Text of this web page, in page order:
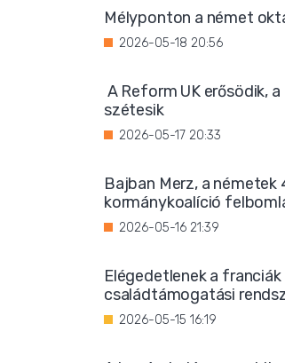
Mélyponton a német
2026-05-18 20:56
A Reform UK erősödik,
szétesik
2026-05-17 20:33
Bajban Merz, a németek
kormánykoalíció
2026-05-16 21:39
Elégedetlenek a
családtámogatási
2026-05-15 16:19